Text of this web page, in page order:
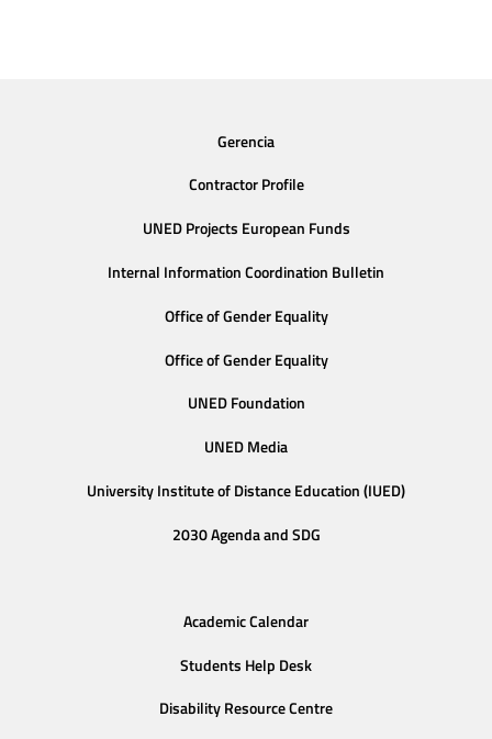
Gerencia
Contractor Profile
UNED Projects European Funds
Internal Information Coordination Bulletin
Office of Gender Equality
Office of Gender Equality
UNED Foundation
UNED Media
University Institute of Distance Education (IUED)
2030 Agenda and SDG
Academic Calendar
Students Help Desk
Disability Resource Centre